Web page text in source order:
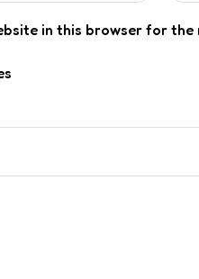
in this browser for the